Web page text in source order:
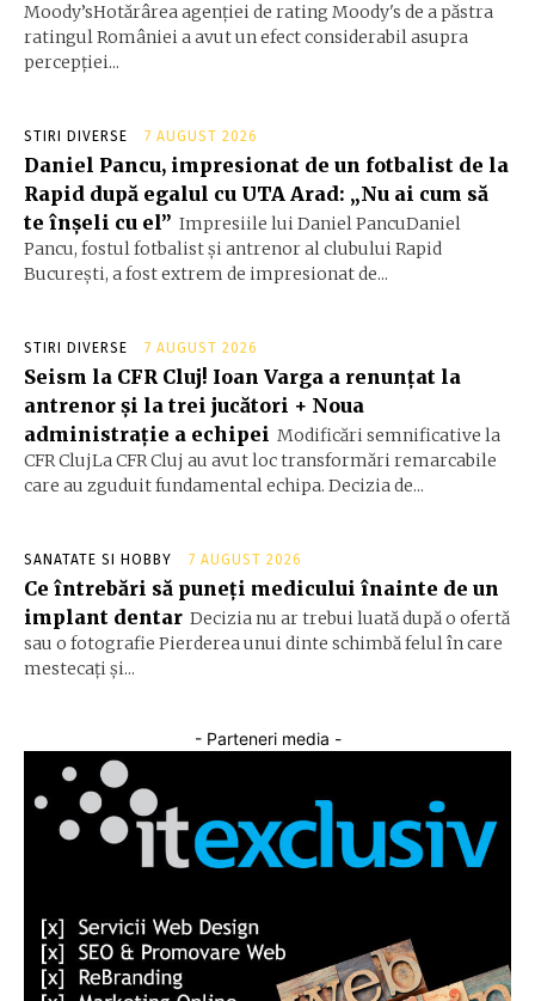
Moody’sHotărârea agenției de rating Moody's de a păstra
ratingul României a avut un efect considerabil asupra
percepției...
STIRI DIVERSE 7 AUGUST 2026
Daniel Pancu, impresionat de un fotbalist de la
Rapid după egalul cu UTA Arad: „Nu ai cum să
te înșeli cu el” Impresiile lui Daniel PancuDaniel
Pancu, fostul fotbalist și antrenor al clubului Rapid
București, a fost extrem de impresionat de...
STIRI DIVERSE 7 AUGUST 2026
Seism la CFR Cluj! Ioan Varga a renunțat la
antrenor și la trei jucători + Noua
administrație a echipei Modificări semnificative la
CFR ClujLa CFR Cluj au avut loc transformări remarcabile
care au zguduit fundamental echipa. Decizia de...
SANATATE SI HOBBY 7 AUGUST 2026
Ce întrebări să puneți medicului înainte de un
implant dentar Decizia nu ar trebui luată după o ofertă
sau o fotografie Pierderea unui dinte schimbă felul în care
mestecați și...
- Parteneri media -